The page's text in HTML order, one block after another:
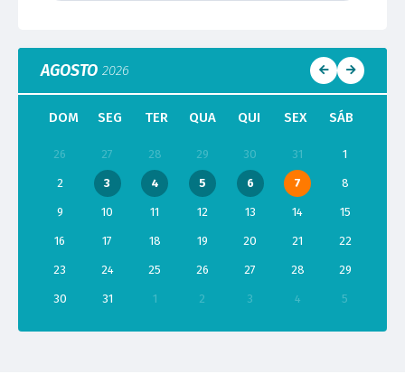
AGOSTO 2026
DOM SEG TER QUA QUI SEX SÁB
26 27 28 29 30 31 1
2 3 4 5 6 7 8
9 10 11 12 13 14 15
16 17 18 19 20 21 22
23 24 25 26 27 28 29
30 31 1 2 3 4 5